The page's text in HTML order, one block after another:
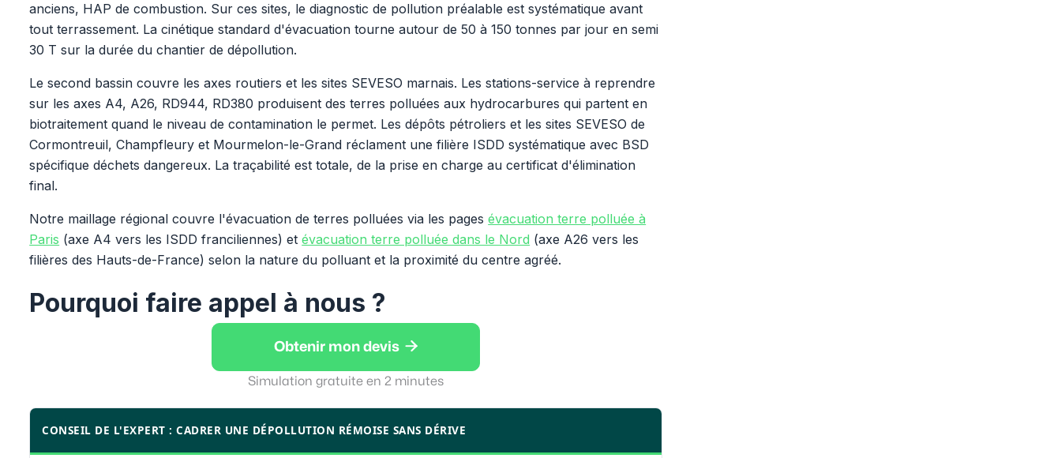
anciens, HAP de combustion. Sur ces sites, le diagnostic de pollution préalable est systématique avant
tout terrassement. La cinétique standard d'évacuation tourne autour de 50 à 150 tonnes par jour en semi
30 T sur la durée du chantier de dépollution.
Le second bassin couvre les axes routiers et les sites SEVESO marnais. Les stations-service à reprendre
sur les axes A4, A26, RD944, RD380 produisent des terres polluées aux hydrocarbures qui partent en
biotraitement quand le niveau de contamination le permet. Les dépôts pétroliers et les sites SEVESO de
Cormontreuil, Champfleury et Mourmelon-le-Grand réclament une filière ISDD systématique avec BSD
spécifique déchets dangereux. La traçabilité est totale, de la prise en charge au certificat d'élimination
final.
Notre maillage régional couvre l'évacuation de terres polluées via les pagesévacuation terre polluée à
Paris (axe A4 vers les ISDD franciliennes) etévacuation terre polluée dans le Nord (axe A26 vers les
filières des Hauts-de-France) selon la nature du polluant et la proximité du centre agréé.
Pourquoi faire appel à nous ?
Obtenir mon devis 
Simulation gratuite en 2 minutes
CONSEIL DE L'EXPERT : CADRER UNE DÉPOLLUTION RÉMOISE SANS DÉRIVE